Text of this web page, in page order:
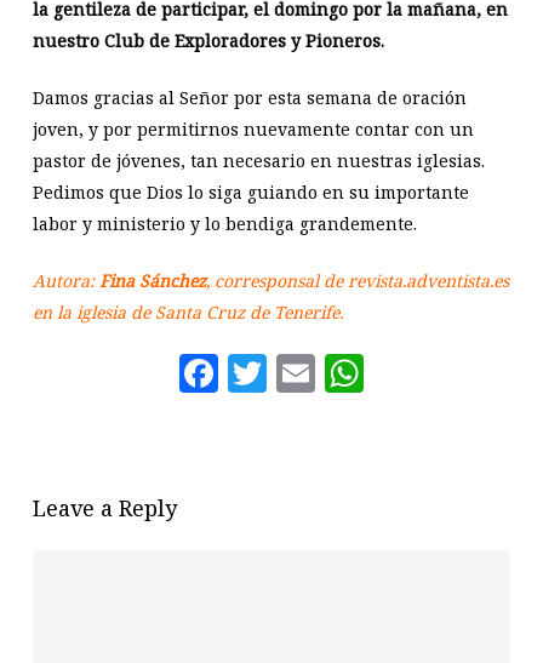
la gentileza de participar, el domingo por la mañana, en
nuestro Club de Exploradores y Pioneros.
Damos gracias al Señor por esta semana de oración
joven, y por permitirnos nuevamente contar con un
pastor de jóvenes, tan necesario en nuestras iglesias.
Pedimos que Dios lo siga guiando en su importante
labor y ministerio y lo bendiga grandemente.
Autora:Fina Sánchez, corresponsal de revista.adventista.es
en la iglesia de Santa Cruz de Tenerife.
Facebook
Twitter
Email
Leave a Reply